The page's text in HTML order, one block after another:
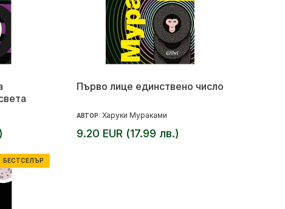
Първо лице единствено число
АВТОР: Харуки Мураками
9.20 EUR (17.99 лв.)
БЕСТСЕЛЪР